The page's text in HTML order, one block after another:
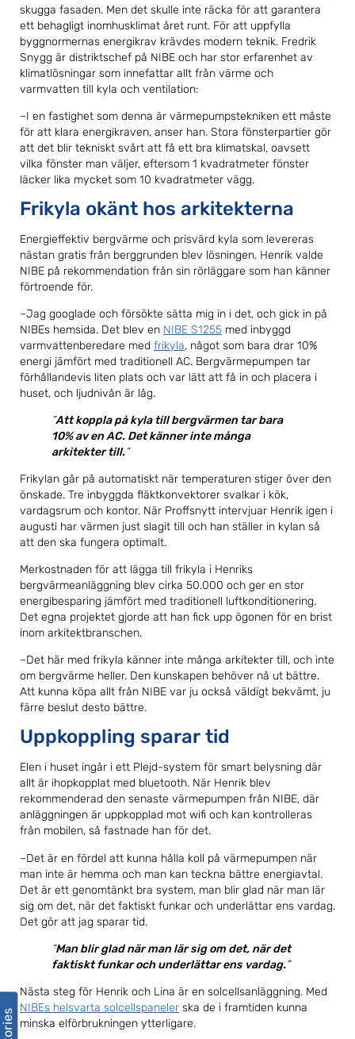
skugga fasaden. Men det skulle inte räcka för att garantera
ett behagligt inomhusklimat året runt. För att uppfylla
byggnormernas energikrav krävdes modern teknik. Fredrik
Snygg är distriktschef på NIBE och har stor erfarenhet av
klimatlösningar som innefattar allt från värme och
varmvatten till kyla och ventilation:
–I en fastighet som denna är värmepumpstekniken ett måste
för att klara energikraven, anser han. Stora fönsterpartier gör
att det blir tekniskt svårt att få ett bra klimatskal, oavsett
vilka fönster man väljer, eftersom 1 kvadratmeter fönster
läcker lika mycket som 10 kvadratmeter vägg.
Frikyla okänt hos arkitekterna
Energieffektiv bergvärme och prisvärd kyla som levereras
nästan gratis från berggrunden blev lösningen. Henrik valde
NIBE på rekommendation från sin rörläggare som han känner
förtroende för.
–Jag googlade och försökte sätta mig in i det, och gick in på
NIBEs hemsida. Det blev en NIBE S1255 med inbyggd
varmvattenberedare med frikyla, något som bara drar 10%
energi jämfört med traditionell AC. Bergvärmepumpen tar
förhållandevis liten plats och var lätt att få in och placera i
huset, och ljudnivån är låg.
Att koppla på kyla till bergvärmen tar bara
10% av en AC. Det känner inte många
arkitekter till.
Frikylan går på automatiskt när temperaturen stiger över den
önskade. Tre inbyggda fläktkonvektorer svalkar i kök,
vardagsrum och kontor. När Proffsnytt intervjuar Henrik igen i
augusti har värmen just slagit till och han ställer in kylan så
att den ska fungera optimalt.
Merkostnaden för att lägga till frikyla i Henriks
bergvärmeanläggning blev cirka 50.000 och ger en stor
energibesparing jämfört med traditionell luftkonditionering.
Det egna projektet gjorde att han fick upp ögonen för en brist
inom arkitektbranschen.
–Det här med frikyla känner inte många arkitekter till, och inte
om bergvärme heller. Den kunskapen behöver nå ut bättre.
Att kunna köpa allt från NIBE var ju också väldigt bekvämt, ju
färre beslut desto bättre.
Uppkoppling sparar tid
Elen i huset ingår i ett Plejd-system för smart belysning där
allt är ihopkopplat med bluetooth. När Henrik blev
rekommenderad den senaste värmepumpen från NIBE, där
anläggningen är uppkopplad mot wifi och kan kontrolleras
från mobilen, så fastnade han för det.
–Det är en fördel att kunna hålla koll på värmepumpen när
man inte är hemma och man kan teckna bättre energiavtal.
Det är ett genomtänkt bra system, man blir glad när man lär
sig om det, när det faktiskt funkar och underlättar ens vardag.
Det gör att jag sparar tid.
Man blir glad när man lär sig om det, när det
faktiskt funkar och underlättar ens vardag.
Nästa steg för Henrik och Lina är en solcellsanläggning. Med
NIBEs helsvarta solcellspaneler ska de i framtiden kunna
minska elförbrukningen ytterligare.